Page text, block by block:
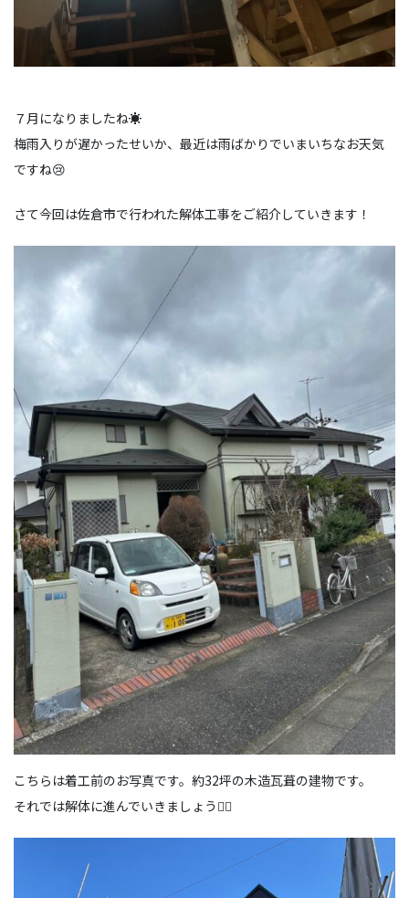
７月になりましたね☀
梅雨入りが遅かったせいか、最近は雨ばかりでいまいちなお天気
ですね😢
さて今回は佐倉市で行われた解体工事をご紹介していきます！
こちらは着工前のお写真です。約32坪の木造瓦葺の建物です。
それでは解体に進んでいきましょう🙋‍♀️